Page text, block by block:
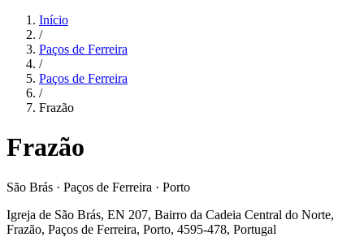
Início
/
Paços de Ferreira
/
Paços de Ferreira
/
Frazão
Frazão
São Brás · Paços de Ferreira · Porto
Igreja de São Brás, EN 207, Bairro da Cadeia Central do Norte,
Frazão, Paços de Ferreira, Porto, 4595-478, Portugal